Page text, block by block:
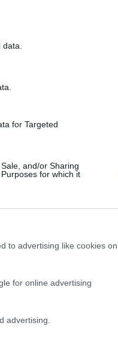
for Targeted
and/or Sharing
for which it
to advertising like cookies on
for online advertising
advertising.
kaphat Liam
Bulltól